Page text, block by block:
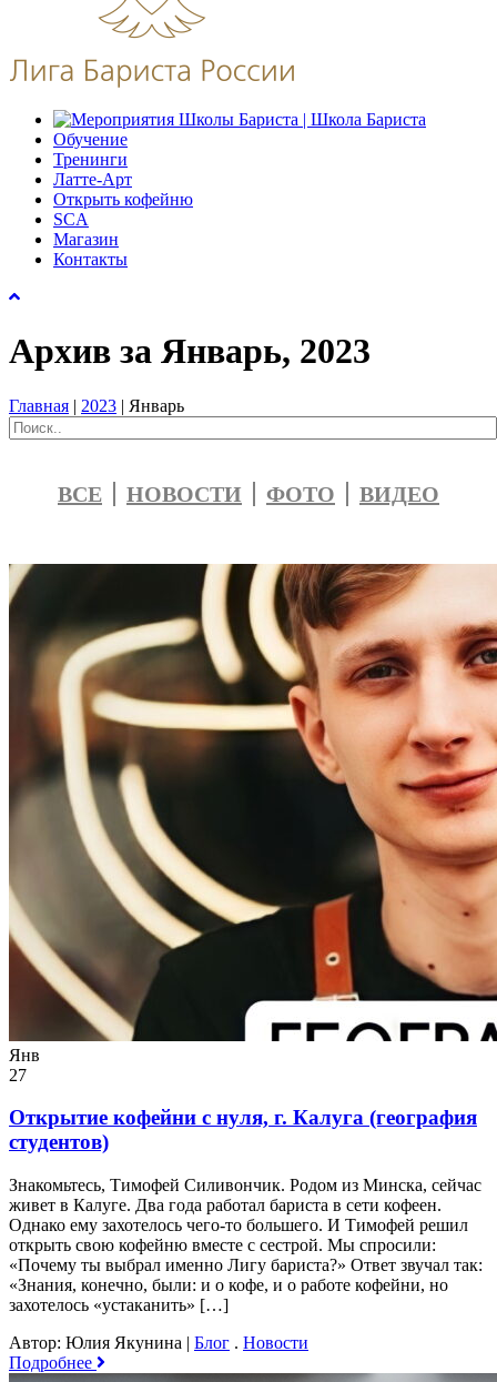
Обучение
Тренинги
Латте-Арт
Открыть кофейню
SCA
Магазин
Контакты
Архив за Январь, 2023
Главная | 2023 | Январь
ВСЕ НОВОСТИ ФОТО ВИДЕО
Янв
27
Открытие кофейни с нуля, г. Калуга (география
студентов)
Знакомьтесь, Тимофей Силивончик. Родом из Минска, сейчас
живет в Калуге. Два года работал бариста в сети кофеен.
Однако ему захотелось чего-то большего. И Тимофей решил
открыть свою кофейню вместе с сестрой. Мы спросили:
«Почему ты выбрал именно Лигу бариста?» Ответ звучал так:
«Знания, конечно, были: и о кофе, и о работе кофейни, но
захотелось «устаканить» […]
Автор: Юлия Якунина | Блог . Новости
Подробнее